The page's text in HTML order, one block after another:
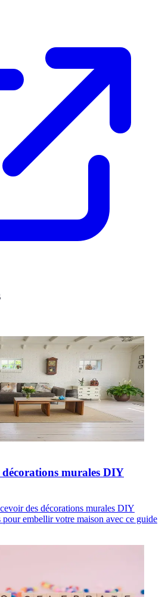
décorations murales DIY
des décorations murales DIY
pour embellir votre maison avec ce guide